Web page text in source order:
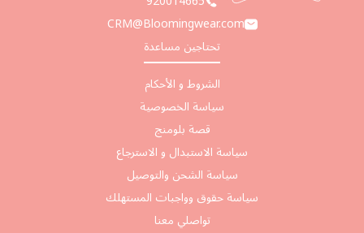
CRM@Bloomingwear.com
تحتاجين مساعدة
الشروط و الأحكام
سياسة الخصوصية
قصة بلومنج
سياسة الاستبدال و الاسترجاع
سياسة الشحن والتوصيل
سياسة حقوق وواجبات المستهلك
تواصلي معنا